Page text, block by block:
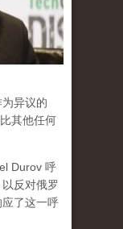
异议的
其他任何
Durov 呼
反对俄罗
了这一呼